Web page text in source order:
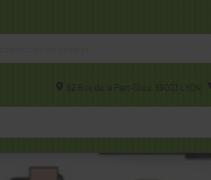
82 Rue de la Part-Dieu, 69003 LYON